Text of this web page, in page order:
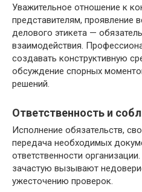
Уважительное отношение к
представителям, проявление
делового этикета —
взаимодействия.
создавать конструктивную
обсуждение спорных
решений.
Ответственность и
Исполнение обязательств,
передача необходимых
ответственности
зачастую вызывают
ужесточению проверок.